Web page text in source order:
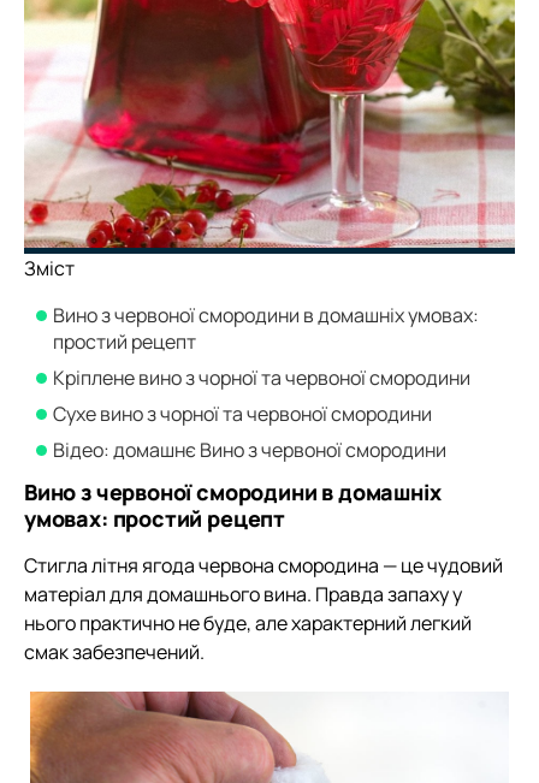
Зміст
Вино з червоної смородини в домашніх умовах:
простий рецепт
Кріплене вино з чорної та червоної смородини
Сухе вино з чорної та червоної смородини
Відео: домашнє Вино з червоної смородини
Вино з червоної смородини в домашніх
умовах: простий рецепт
Стигла літня ягода червона смородина — це чудовий
матеріал для домашнього вина. Правда запаху у
нього практично не буде, але характерний легкий
смак забезпечений.